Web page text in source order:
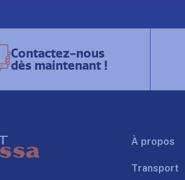
Contactez-nous
dès maintenant !
À propos
Transport